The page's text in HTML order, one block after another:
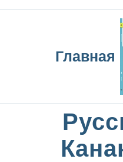
Главная